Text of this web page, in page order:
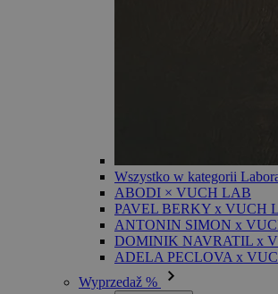
Wszystko w kategorii
ABODI × VUCH LAB
PAVEL BERKY x VUCH
ANTONIN SIMON x
DOMINIK NAVRATIL x
ADELA PECLOVA x
Wyprzedaž %